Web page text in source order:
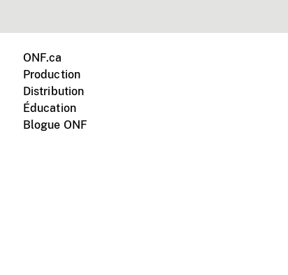
ONF.ca
Production
Distribution
Éducation
Blogue ONF